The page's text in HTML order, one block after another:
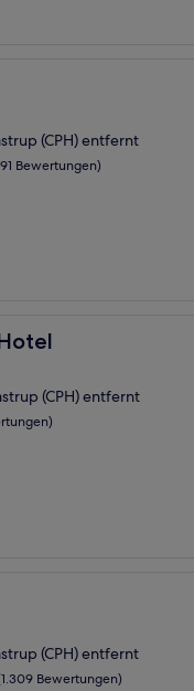
(CPH) entfernt
Bewertungen)
(CPH) entfernt
(CPH) entfernt
Bewertungen)